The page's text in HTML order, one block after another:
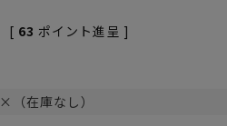
[ 63 ポイント進呈 ]
×（在庫なし）